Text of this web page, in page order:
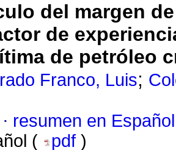
del margen
de
de petróleo
Franco, Luis;
· resumen en Español
(
pdf )